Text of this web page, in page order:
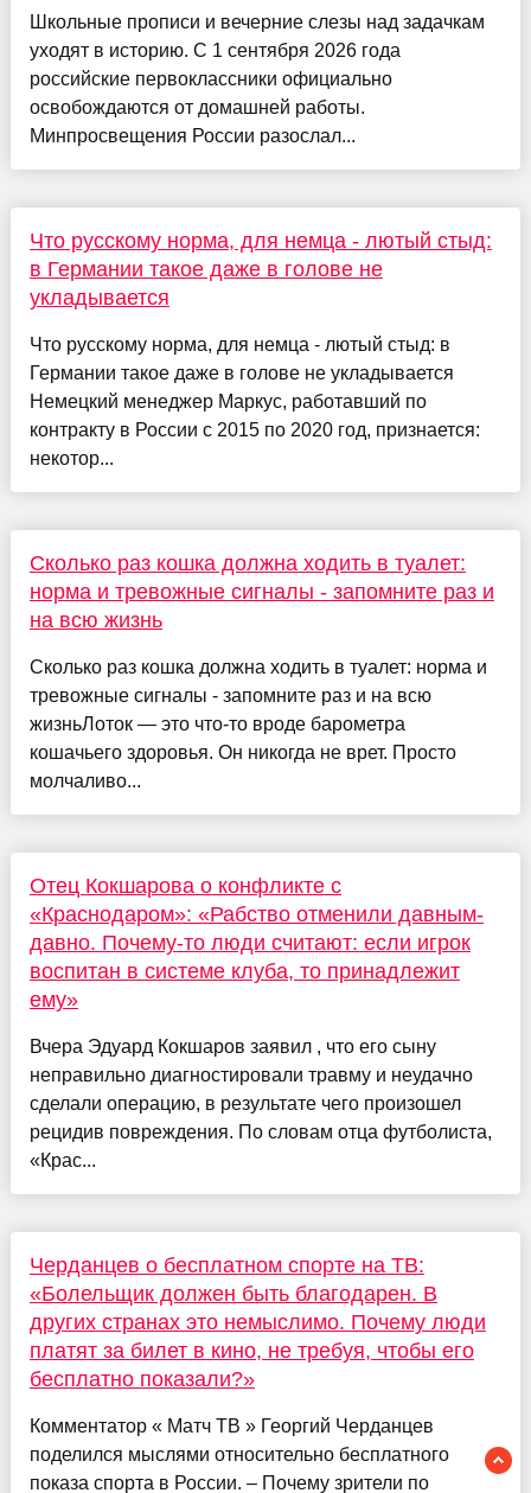
Школьные прописи и вечерние слезы над задачкам
уходят в историю. С 1 сентября 2026 года
российские первоклассники официально
освобождаются от домашней работы.
Минпросвещения России разослал...
Что русскому норма, для немца - лютый стыд:
в Германии такое даже в голове не
укладывается
Что русскому норма, для немца - лютый стыд: в
Германии такое даже в голове не укладывается
Немецкий менеджер Маркус, работавший по
контракту в России с 2015 по 2020 год, признается:
некотор...
Сколько раз кошка должна ходить в туалет:
норма и тревожные сигналы - запомните раз и
на всю жизнь
Сколько раз кошка должна ходить в туалет: норма и
тревожные сигналы - запомните раз и на всю
жизньЛоток — это что-то вроде барометра
кошачьего здоровья. Он никогда не врет. Просто
молчаливо...
Отец Кокшарова о конфликте с
«Краснодаром»: «Рабство отменили давным-
давно. Почему-то люди считают: если игрок
воспитан в системе клуба, то принадлежит
ему»
Вчера Эдуард Кокшаров заявил , что его сыну
неправильно диагностировали травму и неудачно
сделали операцию, в результате чего произошел
рецидив повреждения. По словам отца футболиста,
«Крас...
Черданцев о бесплатном спорте на ТВ:
«Болельщик должен быть благодарен. В
других странах это немыслимо. Почему люди
платят за билет в кино, не требуя, чтобы его
бесплатно показали?»
Комментатор « Матч ТВ » Георгий Черданцев
поделился мыслями относительно бесплатного
показа спорта в России. – Почему зрители по